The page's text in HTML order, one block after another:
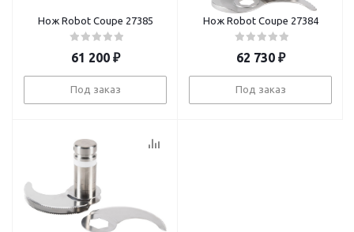
Нож Robot Coupe 27385
61 200₽
Под заказ
Нож Robot Coupe 27384
62 730₽
Под заказ